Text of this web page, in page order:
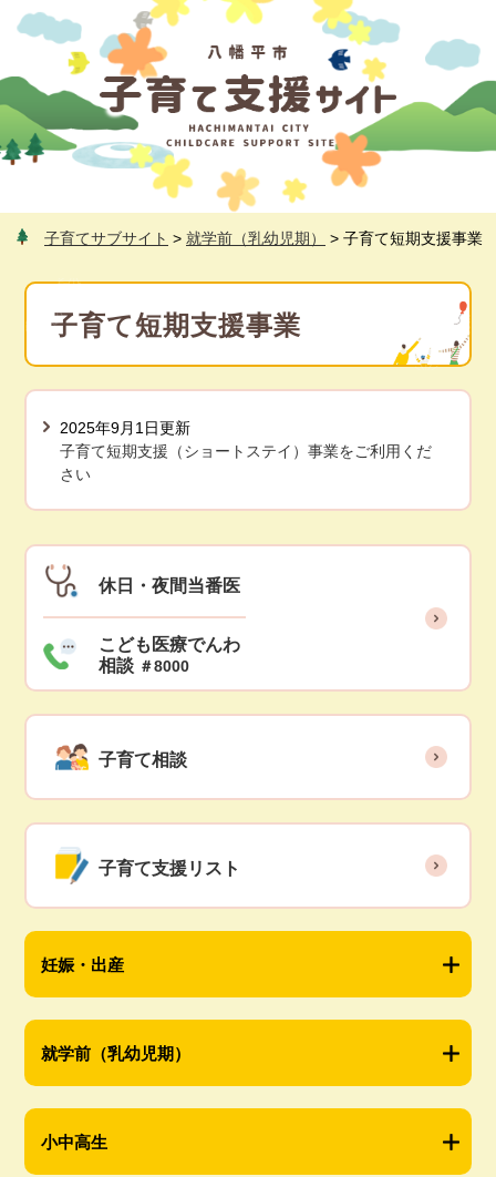
の
先
で
ー
を
ば
子育てサブサイト > 就学前（乳幼児期） > 子育て短期支援事業
本
子育て短期支援事業
2025年9月1日更新
子育て短期支援（ショートステイ）事業をご利用くだ
さい
休日・夜間当番医
こども医療でんわ
相談 ＃8000
子育て相談
子育て支援リスト
妊娠・出産
就学前（乳幼児期）
小中高生